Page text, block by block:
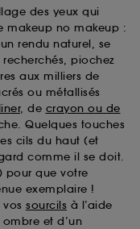
des yeux qui
makeup no makeup :
rendu naturel, se
piochez
aux milliers de
ou métallisés
, de crayon ou de
Quelques touches
cils du haut (et
comme il se doit.
pour que votre
exemplaire !
sourcils à l’aide
et d’un